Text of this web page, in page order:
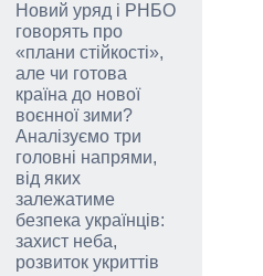
Новий уряд і РНБО
говорять про
«плани стійкості»,
але чи готова
країна до нової
воєнної зими?
Аналізуємо три
головні напрями,
від яких
залежатиме
безпека українців:
захист неба,
розвиток укриттів